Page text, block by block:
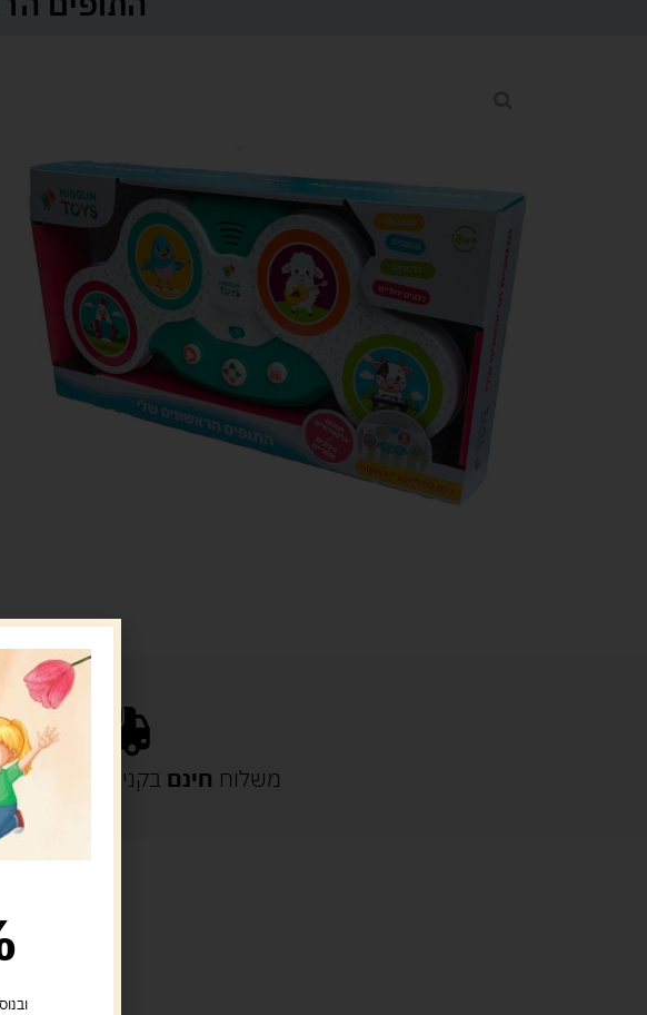
משלוח חינם בקנייה מעל 329 ש"ח